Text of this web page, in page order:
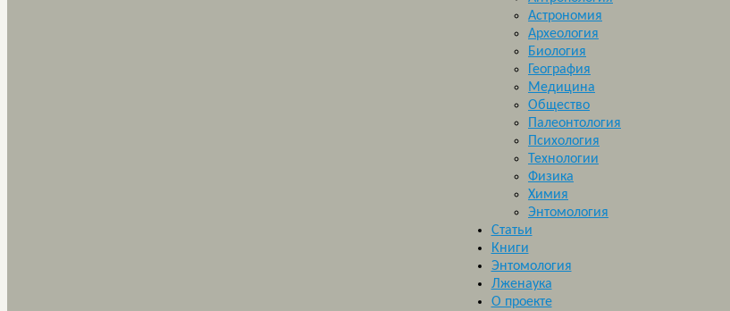
Астрономия
Археология
Биология
География
Медицина
Общество
Палеонтология
Психология
Технологии
Физика
Химия
Энтомология
Статьи
Книги
Энтомология
Лженаука
О проекте